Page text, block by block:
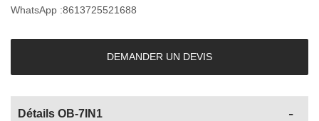
WhatsApp :8613725521688
DEMANDER UN DEVIS
Détails OB-7IN1